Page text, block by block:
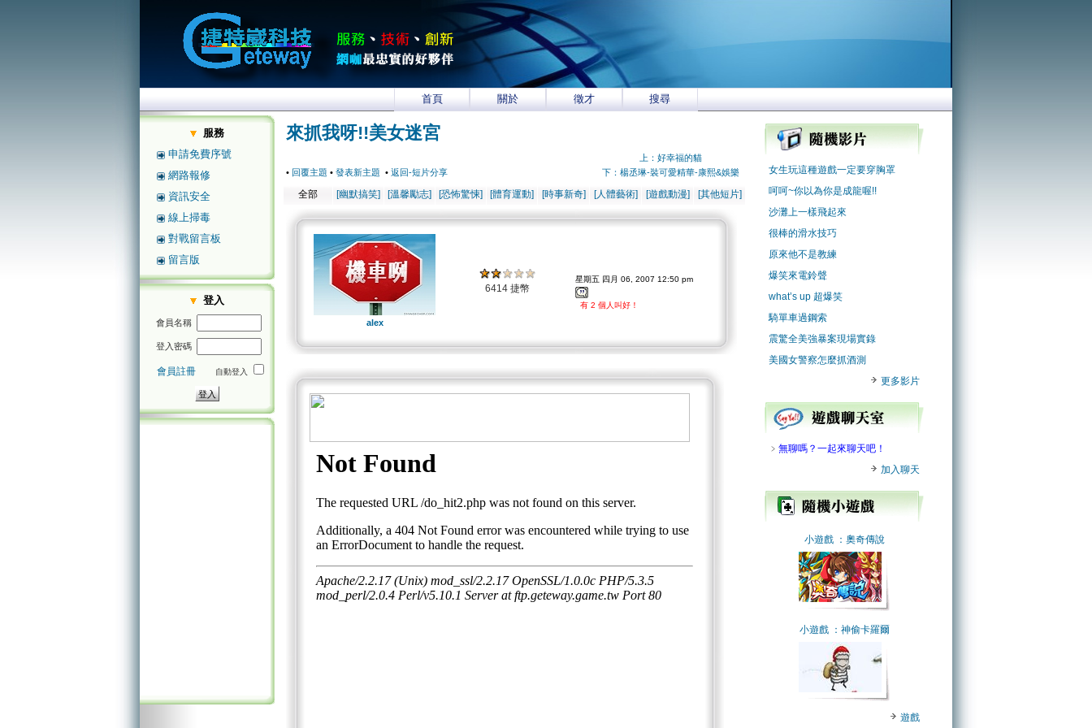
首頁 關於 徵才 搜尋
服務
申請免費序號
網路報修
資訊安全
線上掃毒
對戰留言板
留言版
登入
會員名稱
登入密碼
會員註冊 自動登入
來抓我呀!!美女迷宮
• 回覆主題 • 發表新主題 • 返回-短片分享
上：好幸福的貓
下：楊丞琳-裝可愛精華-康熙&娛樂
全部 [幽默搞笑] [溫馨勵志] [恐怖驚悚] [體育運動] [時事新奇] [人體藝術] [遊戲動漫] [其他短片]
alex
6414 捷幣
星期五 四月 06, 2007 12:50 pm
有 2 個人叫好！
女生玩這種遊戲一定要穿胸罩
呵呵~你以為你是成龍喔!!
沙灘上一樣飛起來
很棒的滑水技巧
原來他不是教練
爆笑來電鈴聲
what’s up 超爆笑
騎單車過鋼索
震驚全美強暴案現場實錄
美國女警察怎麼抓酒測
更多影片
﹥ 無聊嗎？一起來聊天吧！
加入聊天
小遊戲 ：奧奇傳說
小遊戲 ：神偷卡羅爾
遊戲